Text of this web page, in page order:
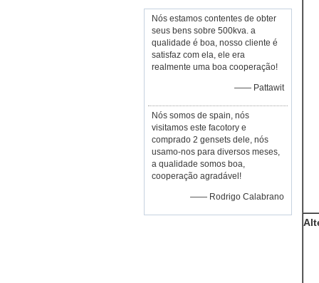
Nós estamos contentes de obter
seus bens sobre 500kva. a
qualidade é boa, nosso cliente é
satisfaz com ela, ele era
realmente uma boa cooperação!
—— Pattawit
Nós somos de spain, nós
visitamos este facotory e
comprado 2 gensets dele, nós
usamo-nos para diversos meses,
a qualidade somos boa,
cooperação agradável!
—— Rodrigo Calabrano